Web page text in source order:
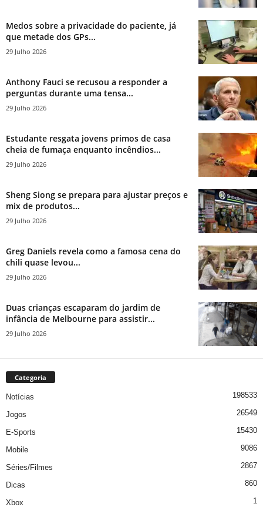
Medos sobre a privacidade do paciente, já
que metade dos GPs...
29 Julho 2026
Anthony Fauci se recusou a responder a
perguntas durante uma tensa...
29 Julho 2026
Estudante resgata jovens primos de casa
cheia de fumaça enquanto incêndios...
29 Julho 2026
Sheng Siong se prepara para ajustar preços e
mix de produtos...
29 Julho 2026
Greg Daniels revela como a famosa cena do
chili quase levou...
29 Julho 2026
Duas crianças escaparam do jardim de
infância de Melbourne para assistir...
29 Julho 2026
Categoria
Notícias 198533
Jogos 26549
E-Sports 15430
Mobile 9086
Séries/Filmes 2867
Dicas 860
Xbox 1